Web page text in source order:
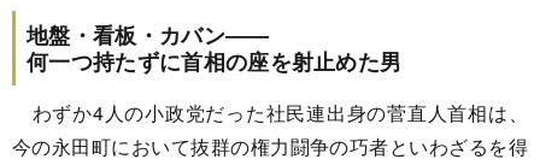
地盤・看板・カバン――
何一つ持たずに首相の座を射止めた男
わずか4人の小政党だった社民連出身の菅直人首相は、
今の永田町において抜群の権力闘争の巧者といわざるを得